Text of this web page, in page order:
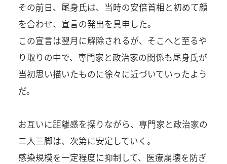
その前日、尾身氏は、当時の安倍首相と初めて顔
を合わせ、宣言の発出を具申した。
この宣言は翌月に解除されるが、そこへと至るや
り取りの中で、専門家と政治家の関係も尾身氏が
当初思い描いたものに徐々に近づいていったよう
だ。
お互いに距離感を探りながら、専門家と政治家の
二人三脚は、次第に安定していく。
感染規模を一定程度に抑制して、医療崩壊を防ぎ